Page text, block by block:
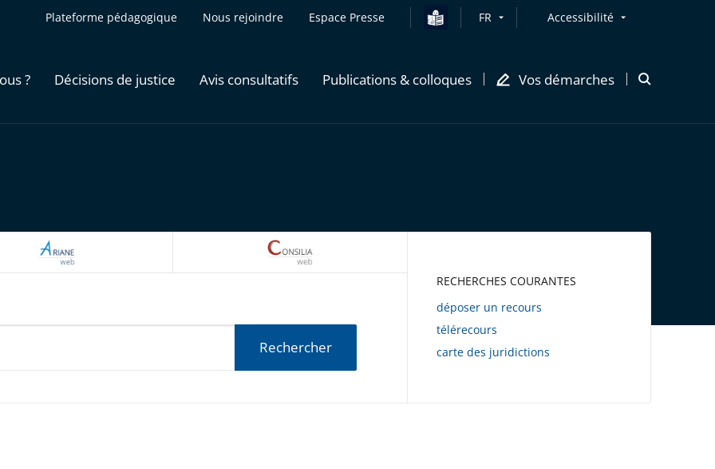
Plateforme pédagogique Nous rejoindre Espace Presse FR Accessibilité
? Décisions de justice Avis consultatifs Publications & colloques Vos démarches
Ouvrir
ARIANEWEB
Rechercher
RECHERCHES COURANTES
déposer un recours
télérecours
carte des juridictions